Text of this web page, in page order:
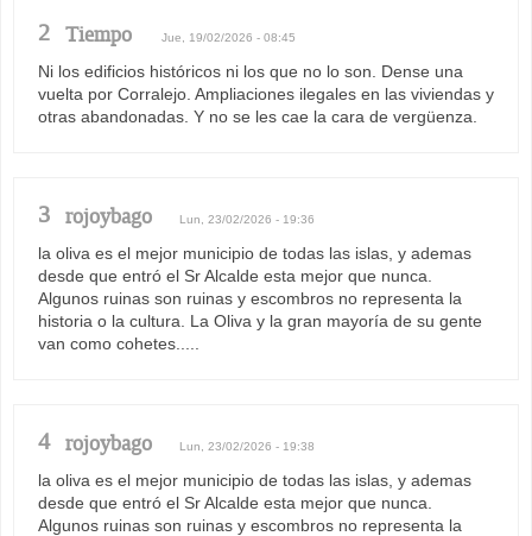
2 Tiempo Jue, 19/02/2026 - 08:45
Ni los edificios históricos ni los que no lo son. Dense una
vuelta por Corralejo. Ampliaciones ilegales en las viviendas y
otras abandonadas. Y no se les cae la cara de vergüenza.
3 rojoybago Lun, 23/02/2026 - 19:36
la oliva es el mejor municipio de todas las islas, y ademas
desde que entró el Sr Alcalde esta mejor que nunca.
Algunos ruinas son ruinas y escombros no representa la
historia o la cultura. La Oliva y la gran mayoría de su gente
van como cohetes.....
4 rojoybago Lun, 23/02/2026 - 19:38
la oliva es el mejor municipio de todas las islas, y ademas
desde que entró el Sr Alcalde esta mejor que nunca.
Algunos ruinas son ruinas y escombros no representa la